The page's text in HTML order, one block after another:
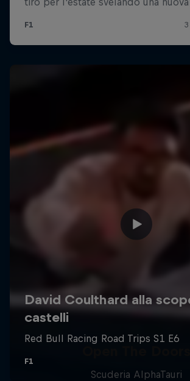
Scuderia AlphaTauri